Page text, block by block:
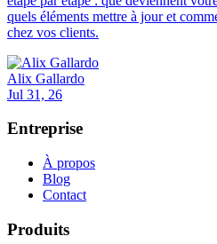
quels éléments mettre à jour et
chez vos clients.
Alix Gallardo
Jul 31, 26
Entreprise
À propos
Blog
Contact
Produits